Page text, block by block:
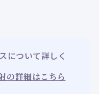
について詳しく
の詳細はこちら